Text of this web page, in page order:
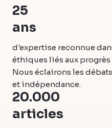
25
ans
d'expertise reconnue
éthiques liés aux
Nous éclairons les
et indépendance.
20.000
articles